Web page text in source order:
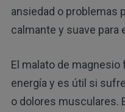
ansiedad o problemas
calmante y suave para
El malato de
energía y es útil si
o dolores musculares.